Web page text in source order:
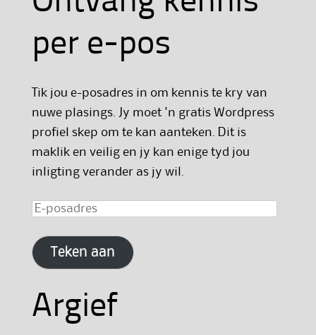
per e-pos
Tik jou e-posadres in om kennis te kry van
nuwe plasings. Jy moet 'n gratis Wordpress
profiel skep om te kan aanteken. Dit is
maklik en veilig en jy kan enige tyd jou
inligting verander as jy wil.
E-
Teken aan
Argief